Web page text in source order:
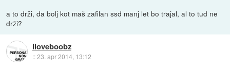
a to drži, da bolj kot maš zafilan ssd manj let bo trajal, al to tud ne
drži?
iloveboobz
::23. apr 2014, 13:12